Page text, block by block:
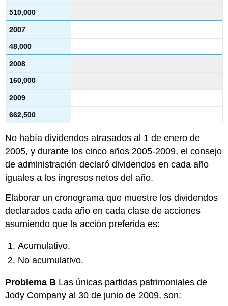
510,000
2007
48,000
2008
160,000
2009
662,500
No había dividendos atrasados al 1 de enero de
2005, y durante los cinco años 2005-2009, el consejo
de administración declaró dividendos en cada año
iguales a los ingresos netos del año.
Elaborar un cronograma que muestre los dividendos
declarados cada año en cada clase de acciones
asumiendo que la acción preferida es:
Acumulativo.
No acumulativo.
Problema B Las únicas partidas patrimoniales de
Jody Company al 30 de junio de 2009, son: